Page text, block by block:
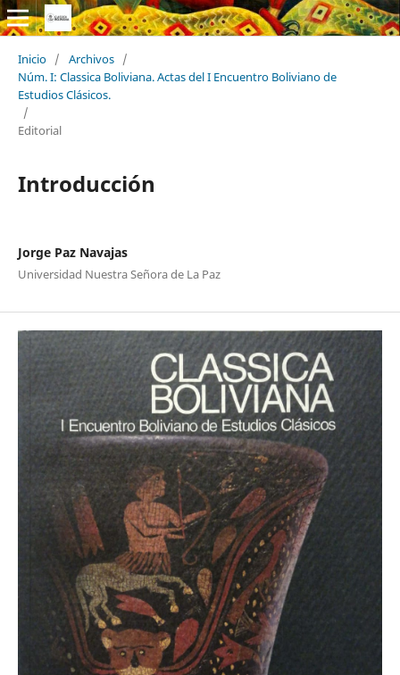
Inicio / Archivos /
Núm. I: Classica Boliviana. Actas del I Encuentro Boliviano de
Estudios Clásicos.
/
Editorial
Introducción
Jorge Paz Navajas
Universidad Nuestra Señora de La Paz